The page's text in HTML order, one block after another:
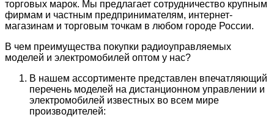
торговых марок. Мы предлагает сотрудничество крупным
фирмам и частным предпринимателям, интернет-
магазинам и торговым точкам в любом городе России.
В чем преимущества покупки радиоуправляемых
моделей и электромобилей оптом у нас?
В нашем ассортименте представлен впечатляющий
перечень моделей на дистанционном управлении и
электромобилей известных во всем мире
производителей: